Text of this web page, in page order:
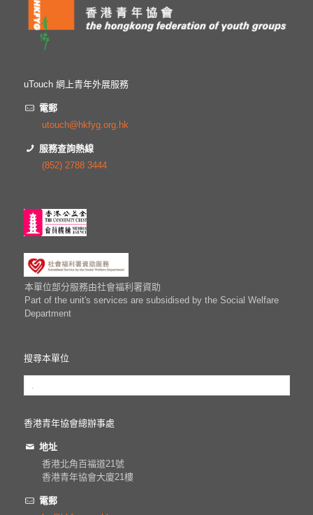
uTouch 網上青年外展服務
電郵
utouch@hkfyg.org.hk
服務查詢熱線
(852) 2788 3444
本單位部分服務由社會福利署資助
Part of the unit's services are subsidised by the Social Welfare
Department
搜尋本單位
香港青年協會總辦事處
地址
香港北角百福道21號
香港青年協會大廈21樓
電郵